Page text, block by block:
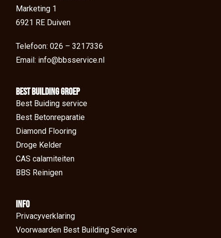
Marketing 1
6921 RE Duiven
Telefoon: 026 – 3217336
Email: info@bbsservice.nl
BEst Building groep
Best Buiding service
Best Betonreparatie
Diamond Flooring
Droge Kelder
CAS calamiteiten
BBS Reinigen
Info
Privacyverklaring
Voorwaarden Best Building Service